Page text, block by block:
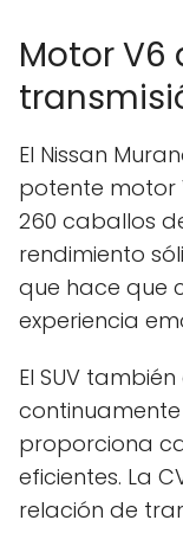
Motor V6
El Nissan
potente motor
260 caballos
rendimiento
que hace que
experiencia
El SUV
proporciona
eficientes. La
relación de